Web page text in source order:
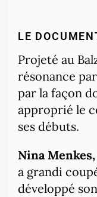
LE
Projeté au
résonance
par la façon
approprié le
ses débuts.
Nina Menkes,
a grandi
développé